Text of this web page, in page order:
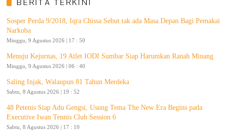
BERITA TERKINI
Sosper Perda 9/2018, Iqra Chissa Sebut tak ada Masa Depan Bagi Pemakai
Narkoba
Minggu, 9 Agustus 2026 | 17 : 50
Menuju Kejurnas, 19 Atlet IODI Sumbar Siap Harumkan Ranah Minang
Minggu, 9 Agustus 2026 | 06 : 40
Saling Injak, Walaupun 81 Tahun Merdeka
Sabtu, 8 Agustus 2026 | 19 : 52
48 Petenis Siap Adu Gengsi, Usung Tema The New Era Begins pada
Executive Iwan Tennis Club Session 6
Sabtu, 8 Agustus 2026 | 17 : 10